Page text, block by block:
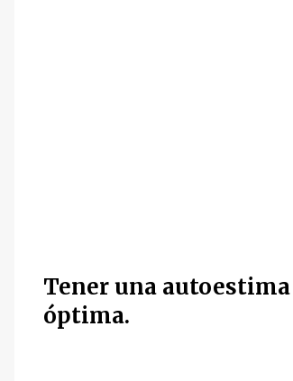
Tener una
óptima.